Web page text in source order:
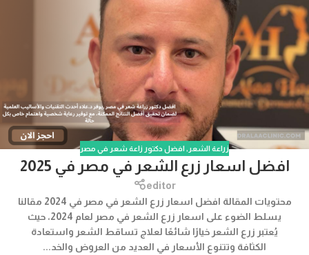
زراعة الشعر , افضل دكتور زاعة شعر في مصر
افضل اسعار زرع الشعر في مصر في 2025
editor
محتويات المقالة افضل اسعار زرع الشعر في مصر في 2024 مقالنا
يسلط الضوء على اسعار زرع الشعر في مصر لعام 2024، حيث
يُعتبر زرع الشعر خيارًا شائعًا لعلاج تساقط الشعر واستعادة
الكثافة وتتنوع الأسعار في العديد من العروض والخد...